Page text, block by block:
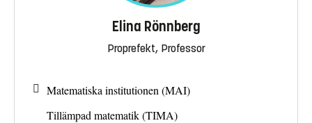
Elina Rönnberg
Proprefekt, Professor
Matematiska institutionen (MAI)
Tillämpad matematik (TIMA)